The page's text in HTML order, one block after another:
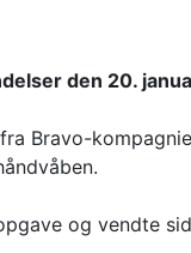
den 20.
Bravo-
og vendte